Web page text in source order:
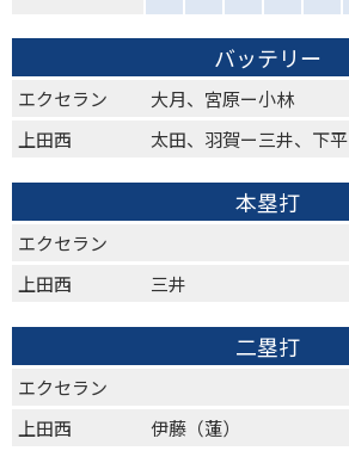
バッテリー
エクセラン
大月、宮原ー小林
上田西
太田、羽賀ー三井、下平
本塁打
エクセラン
上田西
三井
二塁打
エクセラン
上田西
伊藤（蓮）